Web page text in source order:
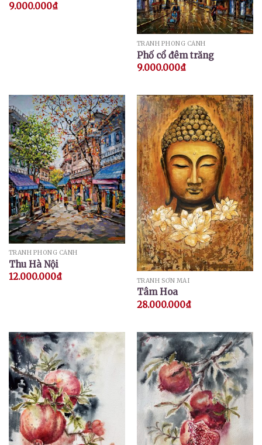
9.000.000₫
TRANH PHONG CẢNH
Phố cổ đêm trăng
9.000.000₫
TRANH PHONG CẢNH
Thu Hà Nội
12.000.000₫ TRANH SƠN MÀI
Tâm Hoa
28.000.000₫